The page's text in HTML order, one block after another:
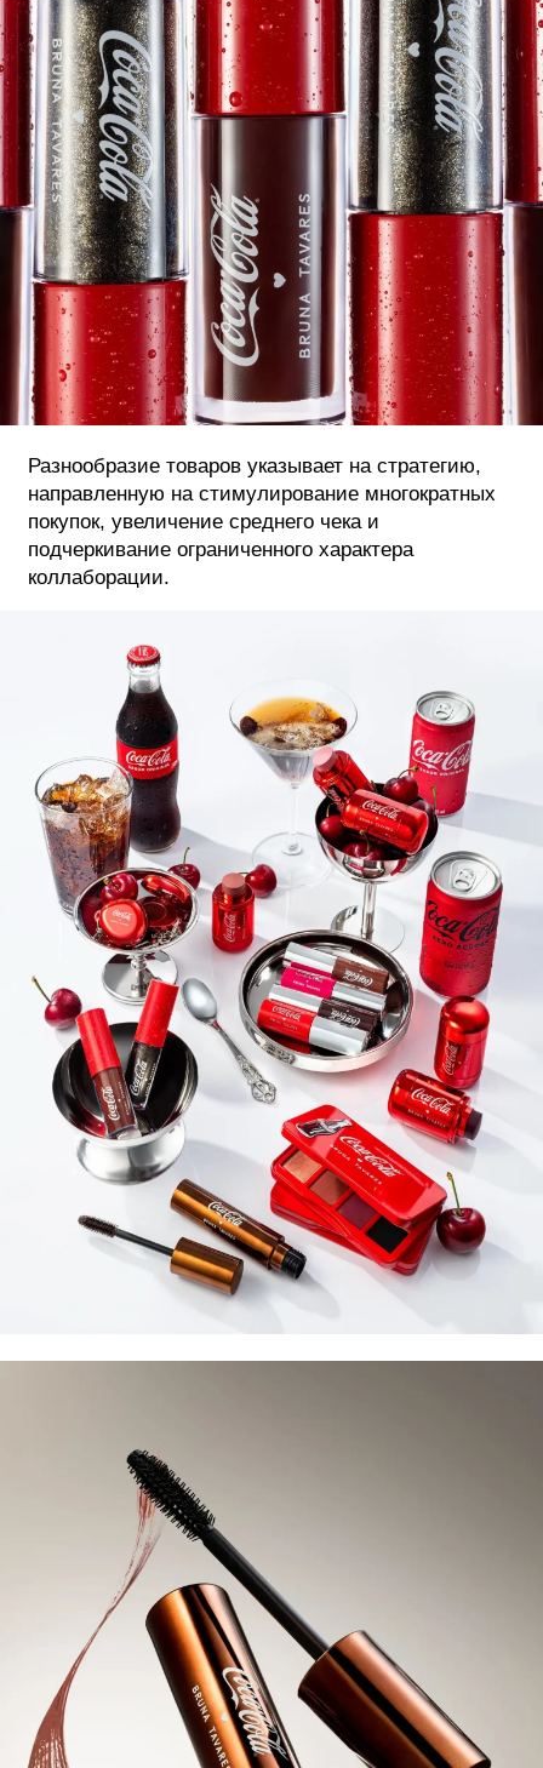
Разнообразие товаров указывает на стратегию,
направленную на стимулирование многократных
покупок, увеличение среднего чека и
подчеркивание ограниченного характера
коллаборации.